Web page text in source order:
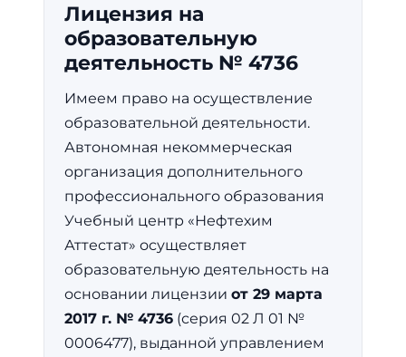
Лицензия на
образовательную
деятельность № 4736
Имеем право на осуществление
образовательной деятельности.
Автономная некоммерческая
организация дополнительного
профессионального образования
Учебный центр «Нефтехим
Аттестат» осуществляет
образовательную деятельность на
основании лицензии от 29 марта
2017 г. № 4736 (серия 02 Л 01 №
0006477), выданной управлением